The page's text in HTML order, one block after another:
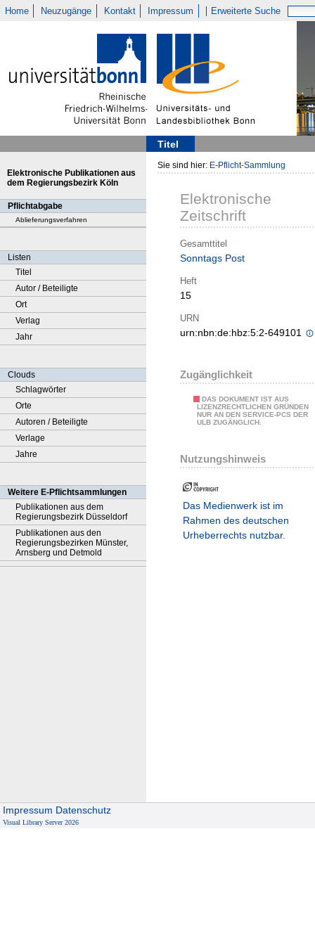
Home Neuzugänge Kontakt Impressum Erweiterte Suche
Titel
Elektronische Publikationen aus
dem Regierungsbezirk Köln
Pflichtabgabe
Ablieferungsverfahren
Listen
Titel
Autor / Beteiligte
Ort
Verlag
Jahr
Clouds
Schlagwörter
Orte
Autoren / Beteiligte
Verlage
Jahre
Weitere E-Pflichtsammlungen
Publikationen aus dem
Regierungsbezirk Düsseldorf
Publikationen aus den
Regierungsbezirken Münster,
Arnsberg und Detmold
Sie sind hier: E-Pflicht-Sammlung
Elektronische
Zeitschrift
Gesamttitel
Sonntags Post
Heft
15
URN
urn:nbn:de:hbz:5:2-649101
Zugänglichkeit
DAS DOKUMENT IST AUS
LIZENZRECHTLICHEN GRÜNDEN
NUR AN DEN SERVICE-PCS DER
ULB ZUGÄNGLICH.
Nutzungshinweis
Das Medienwerk ist im
Rahmen des deutschen
Urheberrechts nutzbar.
Impressum Datenschutz
Visual Library Server 2026